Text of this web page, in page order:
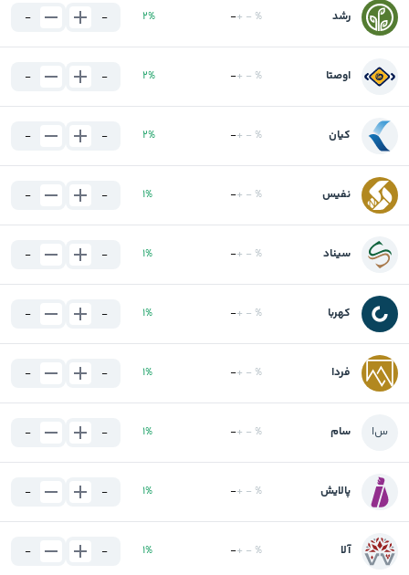
رشد -+ - %
2%
-
-
اوصتا -+ - %
2%
-
-
کیان -+ - %
2%
-
-
نفیس -+ - %
1%
-
-
سیناد -+ - %
1%
-
-
کهربا -+ - %
1%
-
-
فردا -+ - %
1%
-
-
سا سام -+ - %
1%
-
-
پالایش -+ - %
1%
-
-
آلا -+ - %
1%
-
-